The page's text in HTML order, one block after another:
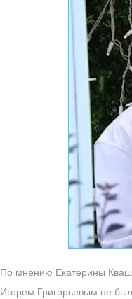
По мнению Екатерины
Игорем Григорьевым не